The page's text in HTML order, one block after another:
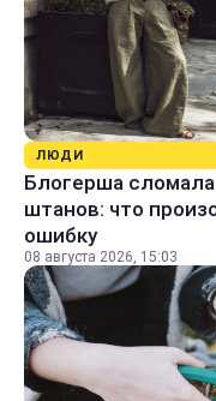
ЛЮДИ
Блогерша
штанов: что
ошибку
08 августа 2026, 15:03